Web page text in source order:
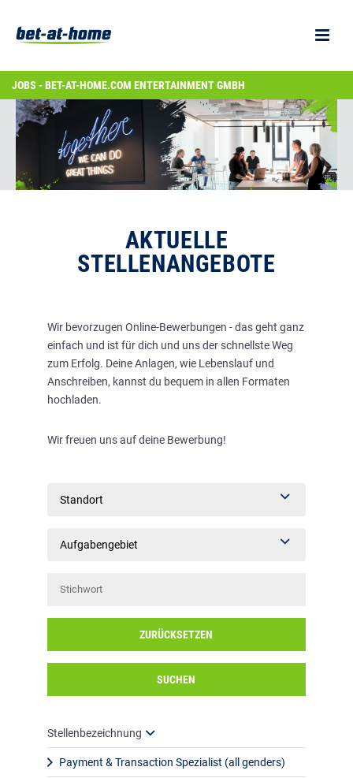
JOBS - BET-AT-HOME.COM ENTERTAINMENT GMBH
AKTUELLE
STELLENANGEBOTE
Wir bevorzugen Online-Bewerbungen - das geht ganz
einfach und ist für dich und uns der schnellste Weg
zum Erfolg. Deine Anlagen, wie Lebenslauf und
Anschreiben, kannst du bequem in allen Formaten
hochladen.
Wir freuen uns auf deine Bewerbung!
Standort
Aufgabengebiet
ZURÜCKSETZEN
SUCHEN
Stellenbezeichnung
Payment & Transaction Spezialist (all genders)